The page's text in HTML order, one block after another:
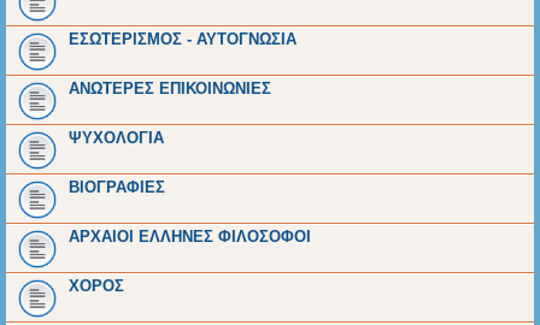
ΕΣΩΤΕΡΙΣΜΟΣ - ΑΥΤΟΓΝΩΣΙΑ
ΑΝΩΤΕΡΕΣ ΕΠΙΚΟΙΝΩΝΙΕΣ
ΨΥΧΟΛΟΓΙΑ
BIOΓΡΑΦΙΕΣ
ΑΡΧΑΙΟΙ EΛΛΗΝΕΣ ΦΙΛΟΣΟΦΟΙ
ΧΟΡΟΣ